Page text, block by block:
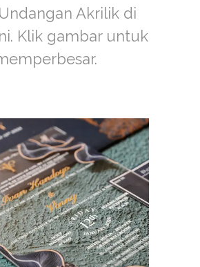
Akrilik di
Klik gambar untuk